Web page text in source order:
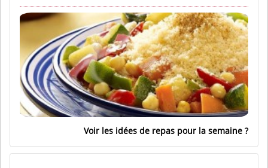
Voir les idées de repas pour la semaine